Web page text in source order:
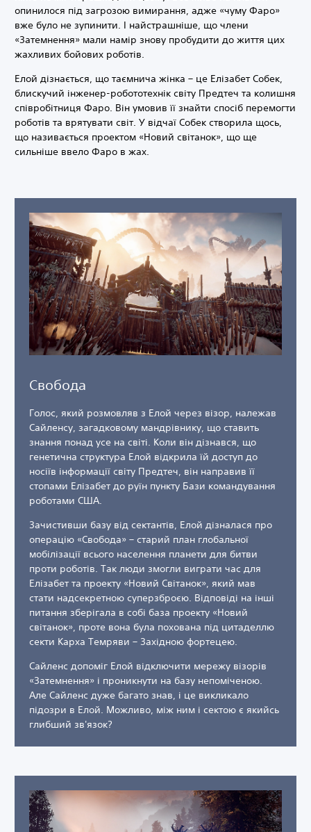
опинилося під загрозою вимирання, адже «чуму Фаро»
вже було не зупинити. І найстрашніше, що члени
«Затемнення» мали намір знову пробудити до життя цих
жахливих бойових роботів.
Елой дізнається, що таємнича жінка – це Елізабет Собек,
блискучий інженер-робототехнік світу Предтеч та колишня
співробітниця Фаро. Він умовив її знайти спосіб перемогти
роботів та врятувати світ. У відчаї Собек створила щось,
що називається проектом «Новий світанок», що ще
сильніше ввело Фаро в жах.
Свобода
Голос, який розмовляв з Елой через візор, належав
Сайленсу, загадковому мандрівнику, що ставить
знання понад усе на світі. Коли він дізнався, що
генетична структура Елой відкрила їй доступ до
носіїв інформації світу Предтеч, він направив її
стопами Елізабет до руїн пункту Бази командування
роботами США.
Зачистивши базу від сектантів, Елой дізналася про
операцію «Свобода» – старий план глобальної
мобілізації всього населення планети для битви
проти роботів. Так люди змогли виграти час для
Елізабет та проекту «Новий Світанок», який мав
стати надсекретною суперзброєю. Відповіді на інші
питання зберігала в собі база проекту «Новий
світанок», проте вона була похована під цитаделлю
секти Карха Темряви – Західною фортецею.
Сайленс допоміг Елой відключити мережу візорів
«Затемнення» і проникнути на базу непоміченою.
Але Сайленс дуже багато знав, і це викликало
підозри в Елой. Можливо, між ним і сектою є якийсь
глибший зв'язок?